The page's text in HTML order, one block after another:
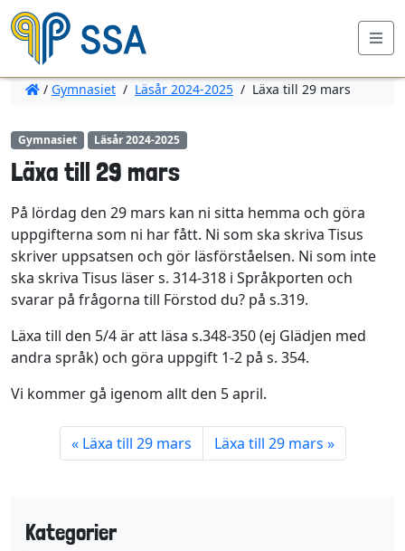
/ Gymnasiet / Läsår 2024-2025 / Läxa till 29 mars
Kategorier
Gymnasiet Läsår 2024-2025
Läxa till 29 mars
På lördag den 29 mars kan ni sitta hemma och göra
uppgifterna som ni har fått. Ni som ska skriva Tisus
skriver uppsatsen och gör läsförståelsen. Ni som inte
ska skriva Tisus läser s. 314-318 i Språkporten och
svarar på frågorna till Förstod du? på s.319.
Läxa till den 5/4 är att läsa s.348-350 (ej Glädjen med
andra språk) och göra uppgift 1-2 på s. 354.
Vi kommer gå igenom allt den 5 april.
Läxa till 29 mars Läxa till 29 mars